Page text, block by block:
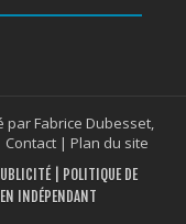
par Fabrice Dubesset,
Contact | Plan du site
POLITIQUE DE
EN INDÉPENDANT